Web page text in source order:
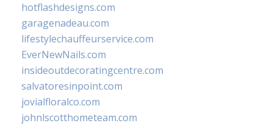
hotflashdesigns.com
garagenadeau.com
lifestylechauffeurservice.com
EverNewNails.com
insideoutdecoratingcentre.com
salvatoresinpoint.com
jovialfloralco.com
johnlscotthometeam.com